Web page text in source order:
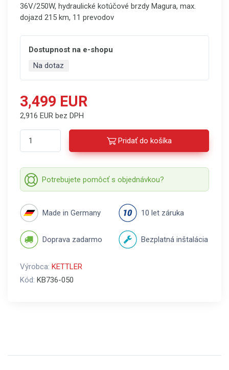
36V/250W, hydraulické kotúčové brzdy Magura, max.
dojazd 215 km, 11 prevodov
Dostupnost na e-shopu
Na dotaz
3,499 EUR
2,916 EUR bez DPH
Pridať do košíka
Potrebujete pomôcť s objednávkou?
Made in Germany 10 let záruka
Doprava zadarmo Bezplatná inštalácia
Výrobca: KETTLER
Kód: KB736-050